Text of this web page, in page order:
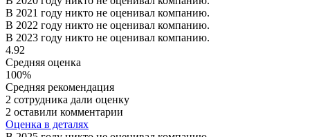
В 2021 году никто не оценивал компанию.
В 2022 году никто не оценивал компанию.
В 2023 году никто не оценивал компанию.
4.92
Средняя оценка
100%
Средняя рекомендация
2 сотрудника дали оценку
2 оставили комментарии
Оценка в деталях